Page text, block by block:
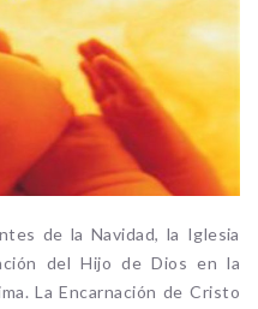
de la Navidad, la Iglesia
del Hijo de Dios en la
La Encarnación de Cristo